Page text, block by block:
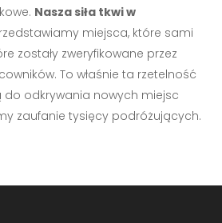
Nasza siła tkwi w
miejsca, które sami
zostały zweryfikowane przez
To właśnie ta rzetelność
do odkrywania nowych miejsc
zaufanie tysięcy podróżujących.